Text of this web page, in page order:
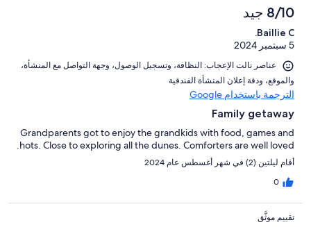
8/10 جيد
Baillie C.
5 سبتمبر 2024
عناصر نالت الإعجاب: ⁦النظافة⁩، و⁦تسجيل الوصول⁩، و⁦جهة التواصل مع المنشأة⁩،
و⁦الموقع⁩، و⁦دقة إعلان المنشأة الفندقية⁩
الترجمة باستخدام Google
Family getaway
Grandparents got to enjoy the grandkids with food, games and
hots. Close to exploring all the dunes. Comforters are well loved.
أقام ليلتين (2) في شهر أغسطس عام 2024
0
تقييم موثَّق